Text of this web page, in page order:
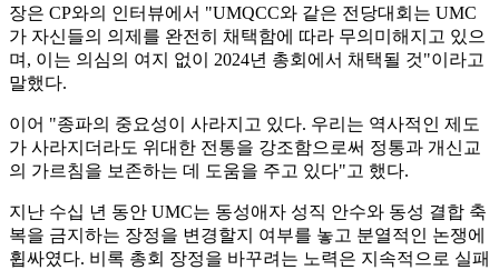
장은 CP와의 인터뷰에서 "UMQCC와 같은 전당대회는 UMC
가 자신들의 의제를 완전히 채택함에 따라 무의미해지고 있으
며, 이는 의심의 여지 없이 2024년 총회에서 채택될 것"이라고
말했다.
이어 "종파의 중요성이 사라지고 있다. 우리는 역사적인 제도
가 사라지더라도 위대한 전통을 강조함으로써 정통과 개신교
의 가르침을 보존하는 데 도움을 주고 있다"고 했다.
지난 수십 년 동안 UMC는 동성애자 성직 안수와 동성 결합 축
복을 금지하는 장정을 변경할지 여부를 놓고 분열적인 논쟁에
휩싸였다. 비록 총회 장정을 바꾸려는 노력은 지속적으로 실패